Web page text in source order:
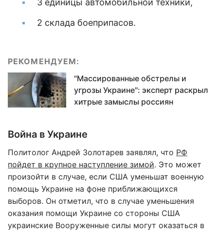
3 единицы автомобильной техники,
2 склада боеприпасов.
РЕКОМЕНДУЕМ:
"Массированные обстрелы и
угрозы Украине": эксперт раскрыл
хитрые замыслы россиян
Война в Украине
Политолог Андрей Золотарев заявлял, что РФ
пойдет в крупное наступление зимой. Это может
произойти в случае, если США уменьшат военную
помощь Украине на фоне приближающихся
выборов. Он отметил, что в случае уменьшения
оказания помощи Украине со стороны США
украинские Вооруженные силы могут оказаться в